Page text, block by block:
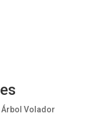
Árbol Volador